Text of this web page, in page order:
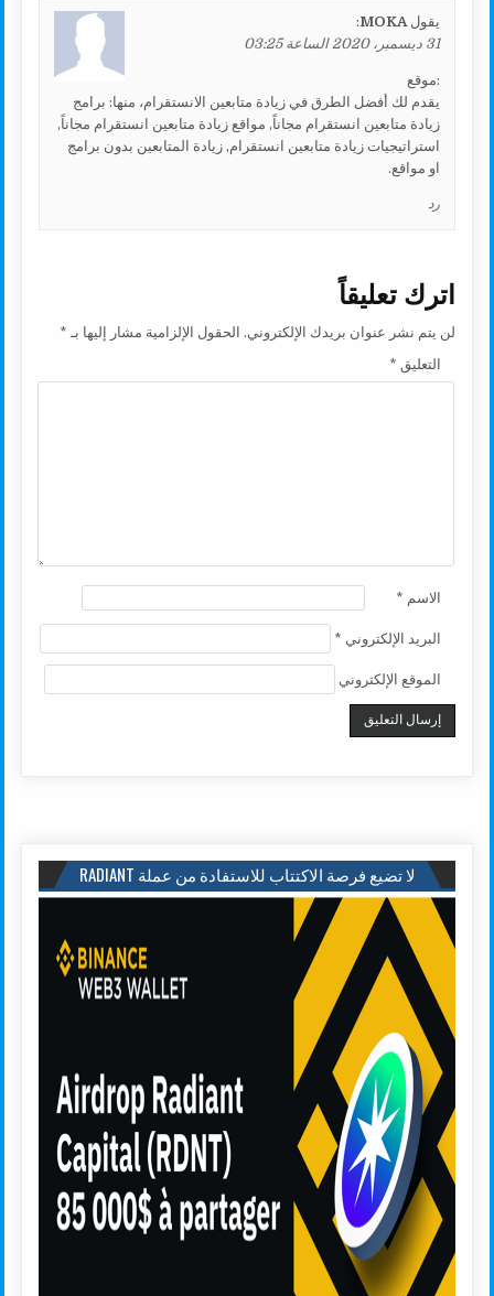
يقول MOKA
:
31 ديسمبر، 2020 الساعة 03:25
:موقع
يقدم لك أفضل الطرق في زيادة متابعين الانستقرام، منها: برامج
زيادة متابعين انستقرام مجاناً, مواقع زيادة متابعين انستقرام مجاناً,
استراتيجيات زيادة متابعين انستقرام, زيادة المتابعين بدون برامج
او مواقع.
رد
اترك تعليقاً
لن يتم نشر عنوان بريدك الإلكتروني. الحقول الإلزامية مشار إليها بـ *
التعليق *
الاسم *
البريد الإلكتروني *
الموقع الإلكتروني
لا تضيع فرصة الاكتتاب للاستفادة من عملة RADIANT